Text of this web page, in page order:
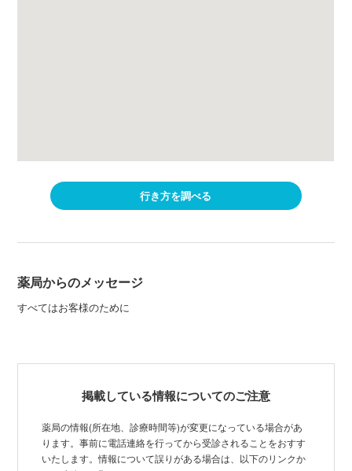
行き方を調べる
薬局からのメッセージ
すべてはお客様のために
掲載している情報についてのご注意
薬局の情報(所在地、診療時間等)が変更になっている場合があ
ります。事前に電話連絡を行ってから受診されることをおすす
いたします。情報について誤りがある場合は、以下のリンクか